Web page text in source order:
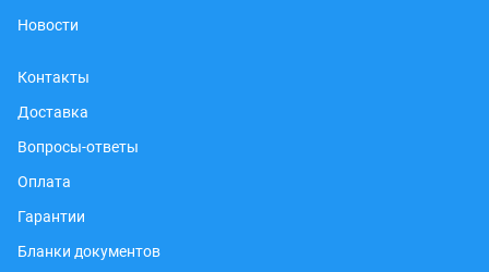
Новости
Контакты
Доставка
Вопросы-ответы
Оплата
Гарантии
Бланки документов